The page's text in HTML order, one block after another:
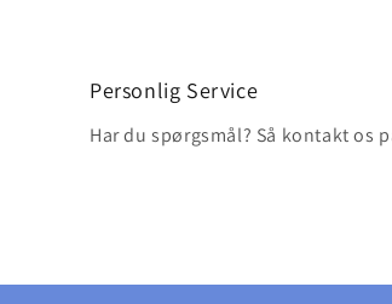
Personlig Service
Har du spørgsmål? Så kontakt os